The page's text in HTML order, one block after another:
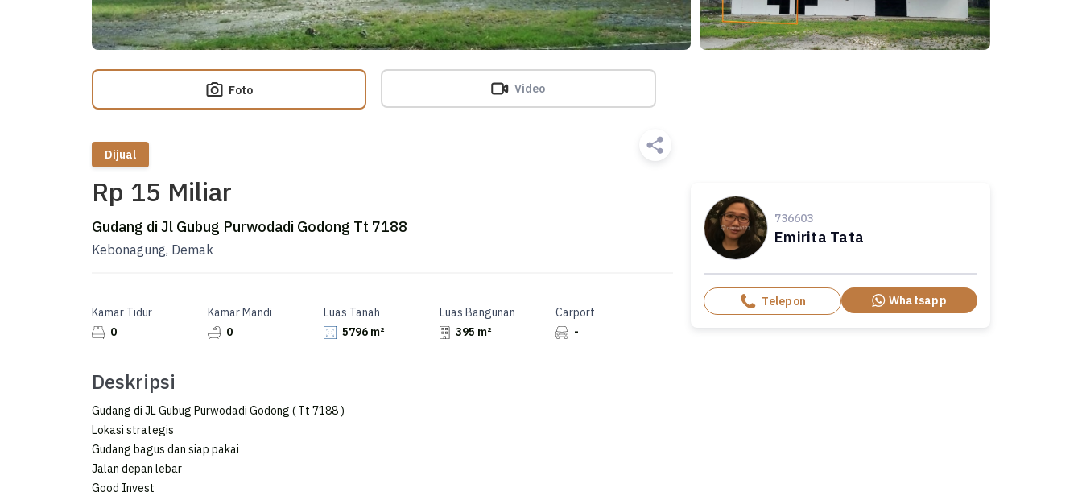
Foto Video
Dijual
Rp 15 Miliar
Gudang di Jl Gubug Purwodadi Godong Tt 7188
Kebonagung, Demak
Kamar Tidur
0
Kamar Mandi
0
Luas Tanah
5796 m²
Luas Bangunan
395 m²
Carport
-
Deskripsi
Gudang di JL Gubug Purwodadi Godong ( Tt 7188 )
Lokasi strategis
Gudang bagus dan siap pakai
Jalan depan lebar
Good Invest
736603
Emirita Tata
Telepon Whatsapp